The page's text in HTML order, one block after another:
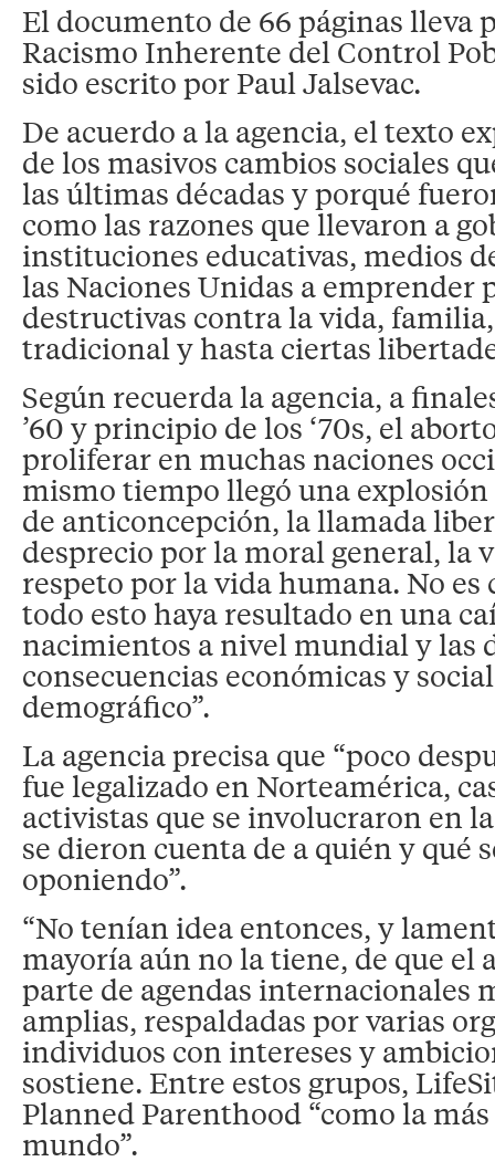
El documento de 66 páginas lleva
Racismo Inherente del Control
sido escrito por Paul Jalsevac.
De acuerdo a la agencia, el texto
de los masivos cambios sociales
las últimas décadas y porqué
como las razones que llevaron a
instituciones educativas, medios
las Naciones Unidas a emprender
destructivas contra la vida,
tradicional y hasta ciertas
Según recuerda la agencia, a
’60 y principio de los ‘70s, el
proliferar en muchas naciones
mismo tiempo llegó una
de anticoncepción, la llamada
desprecio por la moral general, la
respeto por la vida humana. No
todo esto haya resultado en una
nacimientos a nivel mundial y las
consecuencias económicas y
demográfico”.
La agencia precisa que “poco
fue legalizado en Norteamérica,
activistas que se involucraron en
se dieron cuenta de a quién y qué
oponiendo”.
“No tenían idea entonces, y
mayoría aún no la tiene, de que el
parte de agendas internacionales
amplias, respaldadas por varias
individuos con intereses y
sostiene. Entre estos grupos,
Planned Parenthood “como la
mundo”.